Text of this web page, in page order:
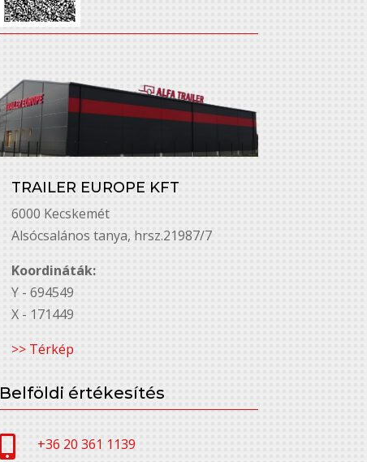
TRAILER EUROPE KFT
6000 Kecskemét
Alsó￳csalános tanya, hrsz.21987/7
Koordináták:
Y - 694549
X - 171449
>> Térkép
Belföldi értékesítés
 +36 20 361 1139